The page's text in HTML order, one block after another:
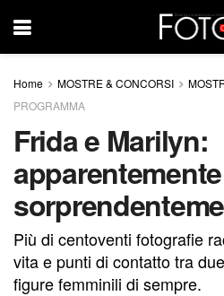
Home MOSTRE & CONCORSI
PROGRAMMA
Frida e Marilyn:
Più di centoventi fotografie
vita e punti di contatto tra
figure femminili di sempre.